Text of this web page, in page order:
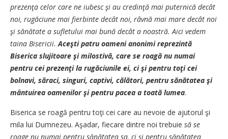
prezenţa celor care ne iubesc şi au credinţă mai puternică decât
noi, rugăciune mai fierbinte decât noi, râvnă mai mare decât noi
şi sănătate a sufletului mai bună decât a noastră. Aici vedem
taina Bisericii.Aceşti patru oameni anonimi reprezintă
Biserica slujitoare şi milostivă, care se roagă nu numai
pentru cei prezenţi la rugăciunile ei, ci şi pentru toţi cei
bolnavi, săraci, singuri, captivi, călători, pentru sănătatea şi
mântuirea oamenilor şi pentru pacea a toată lumea.
Biserica se roagă pentru toţi cei care au nevoie de ajutorul şi
mila lui Dumnezeu. Aşadar, fiecare dintre noi trebuie să se
roage nu numai pentru sănătatea sa, ci şi pentru sănătatea